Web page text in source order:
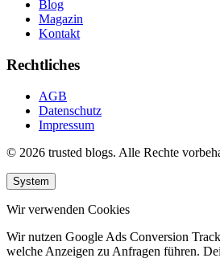
Blog
Magazin
Kontakt
Rechtliches
AGB
Datenschutz
Impressum
© 2026 trusted blogs. Alle Rechte
System
Wir verwenden Cookies
Wir nutzen Google Ads Conversion
welche Anzeigen zu Anfragen führen.